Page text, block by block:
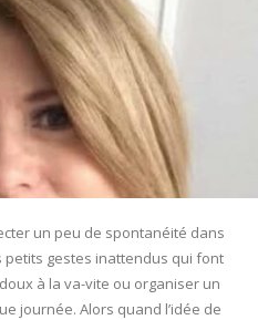
un peu de spontanéité dans
petits gestes inattendus qui font
à la va-vite ou organiser un
journée. Alors quand l’idée de